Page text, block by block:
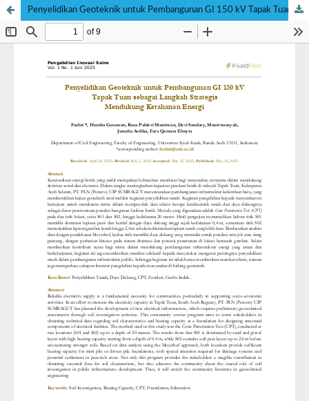
Penyelidikan Geoteknik untuk Pembangunan GI 150 kV Tapak Tuan sebagai Langkah Strategis Mendukung Ketahanan Energi